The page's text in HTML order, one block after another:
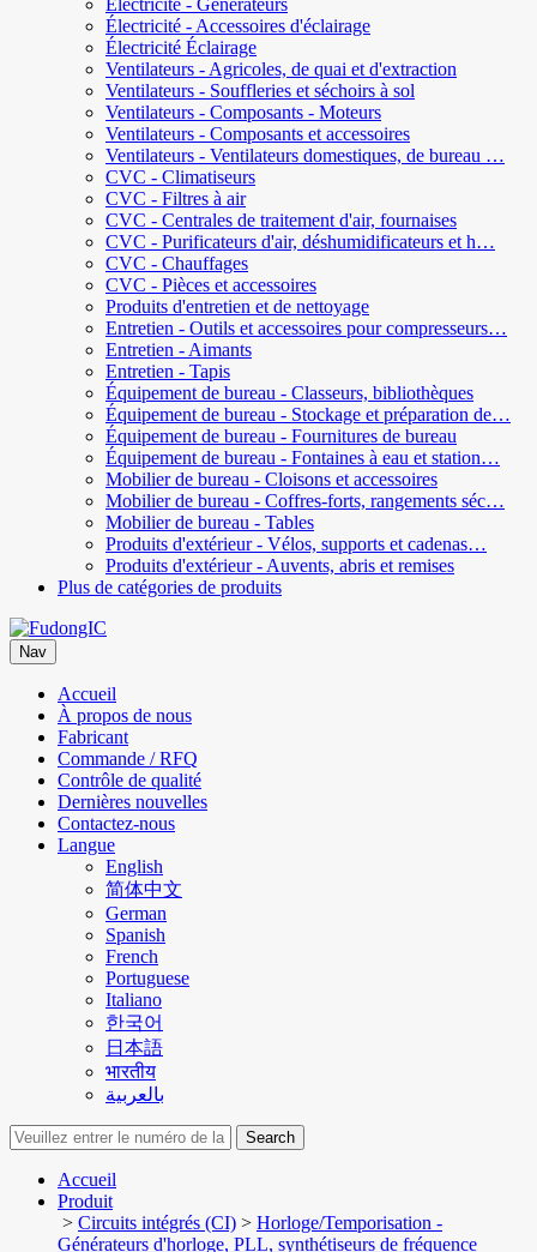
Électricité - Générateurs
Électricité - Accessoires d'éclairage
Électricité Éclairage
Ventilateurs - Agricoles, de quai et d'extraction
Ventilateurs - Souffleries et séchoirs à sol
Ventilateurs - Composants - Moteurs
Ventilateurs - Composants et accessoires
Ventilateurs - Ventilateurs domestiques, de bureau …
CVC - Climatiseurs
CVC - Filtres à air
CVC - Centrales de traitement d'air, fournaises
CVC - Purificateurs d'air, déshumidificateurs et h…
CVC - Chauffages
CVC - Pièces et accessoires
Produits d'entretien et de nettoyage
Entretien - Outils et accessoires pour compresseurs…
Entretien - Aimants
Entretien - Tapis
Équipement de bureau - Classeurs, bibliothèques
Équipement de bureau - Stockage et préparation de…
Équipement de bureau - Fournitures de bureau
Équipement de bureau - Fontaines à eau et station…
Mobilier de bureau - Cloisons et accessoires
Mobilier de bureau - Coffres-forts, rangements séc…
Mobilier de bureau - Tables
Produits d'extérieur - Vélos, supports et cadenas…
Produits d'extérieur - Auvents, abris et remises
Plus de catégories de produits
Nav
Accueil
À propos de nous
Fabricant
Commande / RFQ
Contrôle de qualité
Dernières nouvelles
Contactez-nous
Langue
English
简体中文
German
Spanish
French
Portuguese
Italiano
한국어
日本語
भारतीय
بالعربية
Search
Accueil
Produit
> Circuits intégrés (CI) > Horloge/Temporisation -
Générateurs d'horloge, PLL, synthétiseurs de fréquence